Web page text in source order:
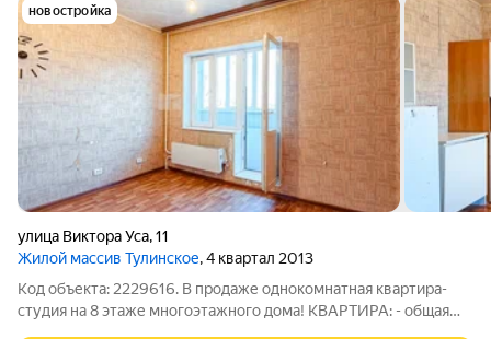
новостройка
улица Виктора Уса,11
Жилой массив Тулинское, 4 квартал 2013
Код объекта: 2229616. В продаже однокомнатная квартира-
студия на 8 этаже многоэтажного дома! КВАРТИРА: - общая